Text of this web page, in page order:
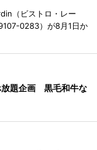
（ビストロ・レー
0283）が8月1日か
放題企画 黒毛和牛な